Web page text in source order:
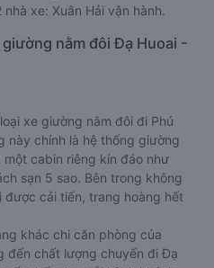
xe: Xuân Hải vận hành.
nằm đôi Đạ Huoai -
xe giường nằm đôi đi Phú
này chính là hệ thống giường
cabin riêng kín đáo như
sạn 5 sao. Bên trong không
cải tiến, trang hoàng hết
khác chi căn phòng của
đến chất lượng chuyến đi Đạ